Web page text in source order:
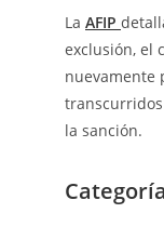
La AFIP
exclusión, el
nuevamente
transcurridos
la sanción.